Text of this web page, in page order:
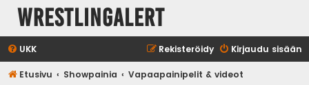
WrestlingAlert
UKK Kirjaudu sisään
Rekisteröidy
Etusivu Showpainia Vapaapainipelit & videot